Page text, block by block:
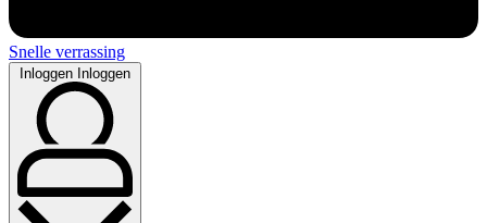
Snelle verrassing
Inloggen Inloggen